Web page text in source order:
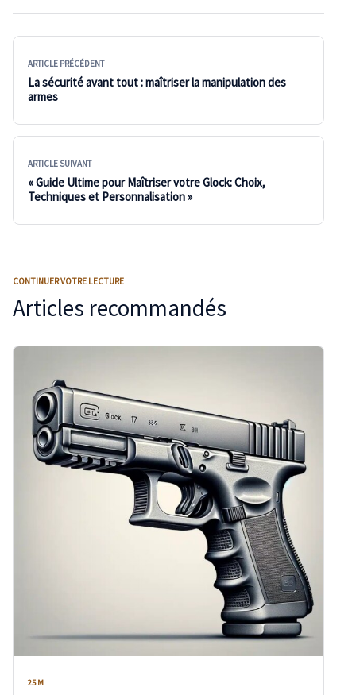
ARTICLE PRÉCÉDENT
La sécurité avant tout : maîtriser la manipulation des
armes
ARTICLE SUIVANT
« Guide Ultime pour Maîtriser votre Glock: Choix,
Techniques et Personnalisation »
CONTINUER VOTRE LECTURE
Articles recommandés
25 M